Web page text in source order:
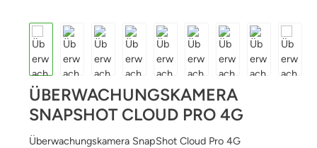
ÜBERWACHUNGSKAMERA
SNAPSHOT CLOUD PRO 4G
Überwachungskamera SnapShot Cloud Pro 4G